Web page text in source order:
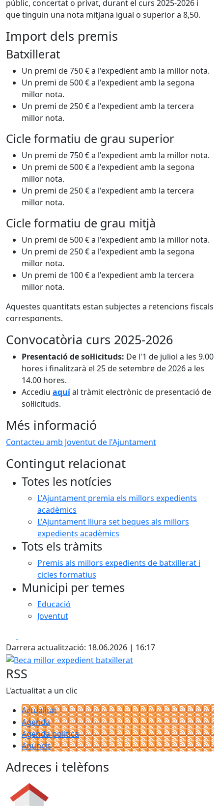
públic, concertat o privat, durant el curs 2025-2026 i
que tinguin una nota mitjana igual o superior a 8,50.
Import dels premis
Batxillerat
Un premi de 750 € a l'expedient amb la millor nota.
Un premi de 500 € a l'expedient amb la segona
millor nota.
Un premi de 250 € a l'expedient amb la tercera
millor nota.
Cicle formatiu de grau superior
Un premi de 750 € a l'expedient amb la millor nota.
Un premi de 500 € a l'expedient amb la segona
millor nota.
Un premi de 250 € a l'expedient amb la tercera
millor nota.
Cicle formatiu de grau mitjà
Un premi de 500 € a l'expedient amb la millor nota.
Un premi de 250 € a l'expedient amb la segona
millor nota.
Un premi de 100 € a l'expedient amb la tercera
millor nota.
Aquestes quantitats estan subjectes a retencions fiscals
corresponents.
Convocatòria curs 2025-2026
Presentació de sol·licituds: De l'1 de juliol a les 9.00
hores i finalitzarà el 25 de setembre de 2026 a les
14.00 hores.
Accediu aquíal tràmit electrònic de presentació de
sol·licituds.
Més informació
Contacteu amb Joventut de l'Ajuntament
Contingut relacionat
Totes les notícies
L'Ajuntament premia els millors expedients
acadèmics
L'Ajuntament lliura set beques als millors
expedients acadèmics
Tots els tràmits
Premis als millors expedients de batxillerat i
cicles formatius
Municipi per temes
Educació
Joventut
Darrera actualització: 18.06.2026 | 16:17
Beca millor expedient batxillerat
RSS
L'actualitat a un clic
Actualitat
Agenda
Agenda política
Anuncis
Adreces i telèfons